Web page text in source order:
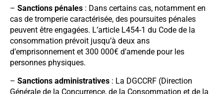
– Sanctions pénales : Dans certains cas, notamment en
cas de tromperie caractérisée, des poursuites pénales
peuvent être engagées. L’article L454-1 du Code de la
consommation prévoit jusqu’à deux ans
d’emprisonnement et 300 000€ d’amende pour les
personnes physiques.
– Sanctions administratives : La DGCCRF (Direction
Générale de la Concurrence, de la Consommation et de la